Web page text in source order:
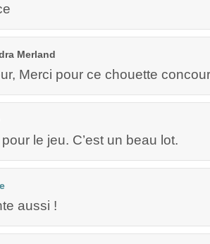
Merland
Merci pour ce chouette
le jeu. C’est un beau lot.
aussi !